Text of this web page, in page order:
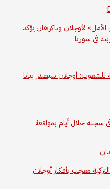
لأوجلان وباكرهان يؤكد
في سوريا
للشعوب: أوجلان سيصدر بيانا
سجنه خلال أيام بموافقة
معجب بأفكار أوجلان